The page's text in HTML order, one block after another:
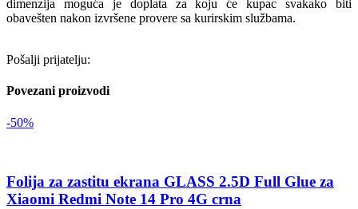
dimenzija moguća je doplata za koju će kupac svakako biti
obavešten nakon izvršene provere sa kurirskim službama.
Pošalji prijatelju:
Povezani proizvodi
-50%
Folija za zastitu ekrana GLASS 2.5D Full Glue za
Xiaomi Redmi Note 14 Pro 4G crna